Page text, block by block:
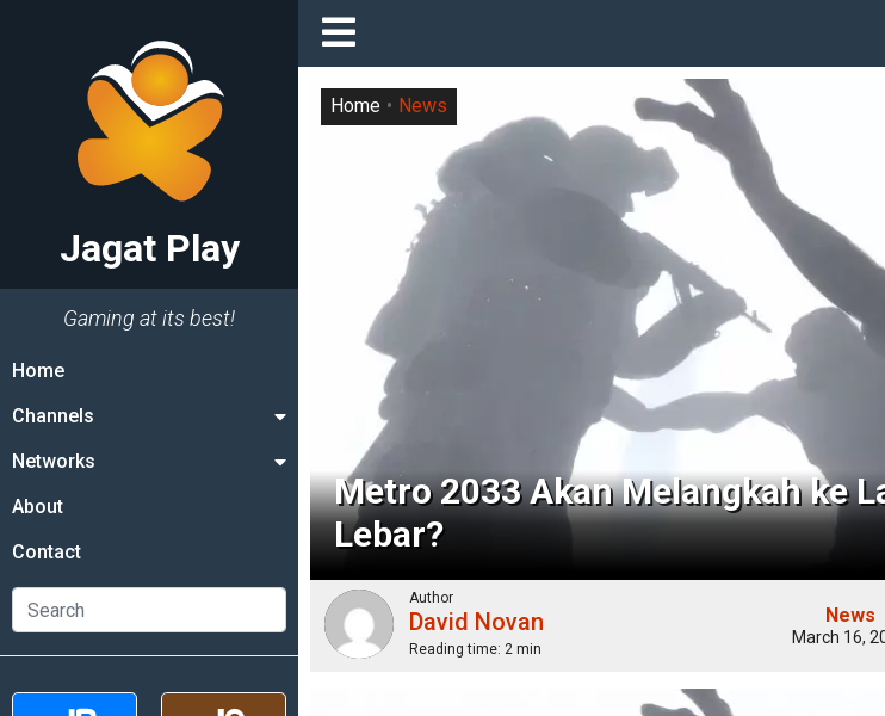
Jagat Play
Gaming at its best!
Home
Channels
Networks
About
Contact
Metro 2033 Akan Melangkah ke
Lebar?
Home News
Author
David Novan
Reading time: 2 min
News
March 16,